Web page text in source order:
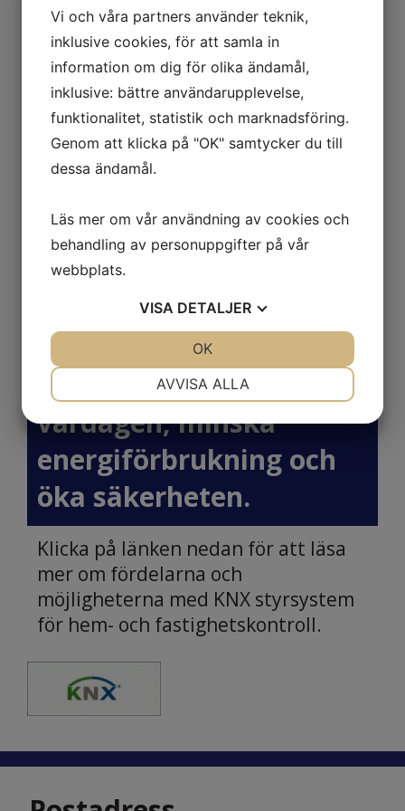
styrning av alla typer av
fastigheter.
Det kan handla om central styrning
av belysning, automatisk
värmereglering i en fastighets olika
markiser, tidsstyrning, automatisk
rapportering när dörrar eller fönster
inte är stängda – och mycket mer!
Det handlar alltså både
om att förenkla
vardagen, minska
energiförbrukning och
öka säkerheten.
Klicka på länken nedan för att läsa
mer om fördelarna och
möjligheterna med KNX styrsystem
för hem- och fastighetskontroll.
Vi och våra partners använder teknik,
inklusive cookies, för att samla in
information om dig för olika ändamål,
inklusive: bättre användarupplevelse,
funktionalitet, statistik och marknadsföring.
Genom att klicka på "OK" samtycker du till
dessa ändamål.
Läs mer om vår användning av cookies och
behandling av personuppgifter på vår
webbplats.
VISA DETALJER
MARKNADSFÖRING
AVVISA ALLA
OK